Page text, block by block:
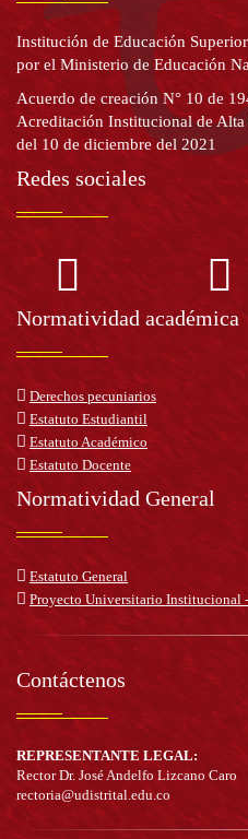
Institución de Educación
por el Ministerio de Educación
Acuerdo de creación N° 10 de
Acreditación Institucional de
del 10 de diciembre del 2021
Redes sociales
Normatividad académica
Derechos pecuniarios
Estatuto Estudiantil
Estatuto Académico
Estatuto Docente
Normatividad General
Estatuto General
Proyecto Universitario Institucional
Contáctenos
REPRESENTANTE LEGAL:
Rector Dr. José Andelfo Lizcano Caro
rectoria@udistrital.edu.co